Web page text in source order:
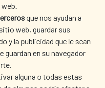
que nos ayudan a
web, guardar sus
y la publicidad que le sean
en su navegador
alguna o todas estas
LIBRARY